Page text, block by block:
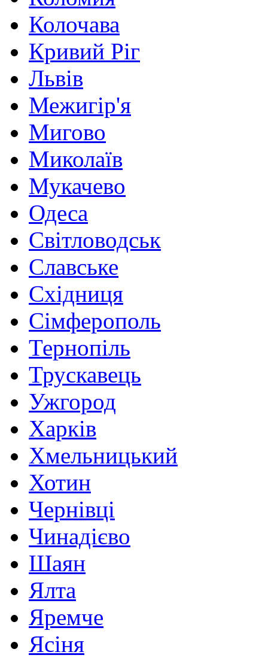
Колочава
Кривий Ріг
Львів
Межигір'я
Мигово
Миколаїв
Мукачево
Одеса
Світловодськ
Славське
Східниця
Сімферополь
Тернопіль
Трускавець
Ужгород
Харків
Хмельницький
Хотин
Чернівці
Чинадієво
Шаян
Ялта
Яремче
Ясіня